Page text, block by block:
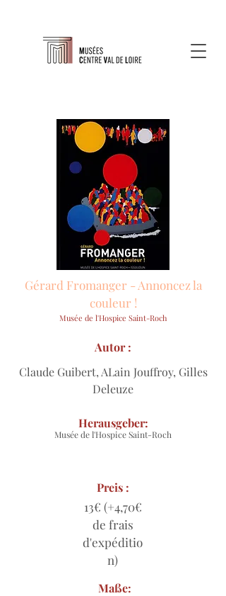
Gérard Fromanger - Annoncez la
couleur !
Musée de l'Hospice Saint-Roch
Claude Guibert, ALain Jouffroy, Gilles
Deleuze
Autor :
Musée de l'Hospice Saint-Roch
Herausgeber:
Preis :
13€ (+4,70€
de frais
d'expéditio
n)
Maße: